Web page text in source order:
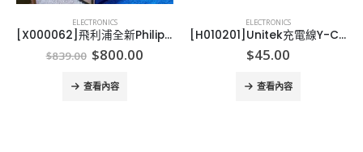
ELECTRONICS
[X000062]飛利浦全新Philips UV-C紫外線殺菌燈
$839.00 Original
price
was:
$839.00.
$800.00
查看內容
ELECTRONICS
[H010201]Unitek充電線Y-C4031 APPLE(lightning)/android (micro)
$45.00
查看內容